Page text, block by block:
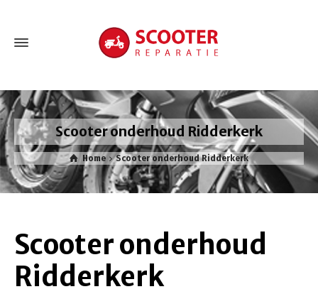
Scooter onderhoud Ridderkerk
Home Scooter onderhoud Ridderkerk
Scooter onderhoud
Ridderkerk